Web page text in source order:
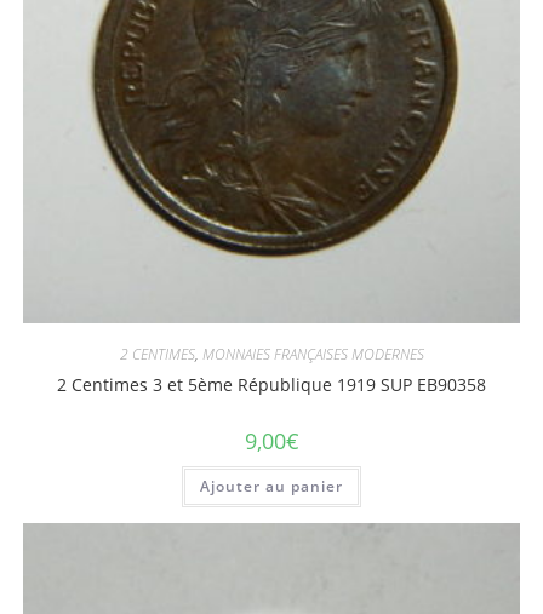
2 CENTIMES, MONNAIES FRANÇAISES MODERNES
2 Centimes 3 et 5ème République 1919 SUP EB90358
9,00€
Ajouter au panier